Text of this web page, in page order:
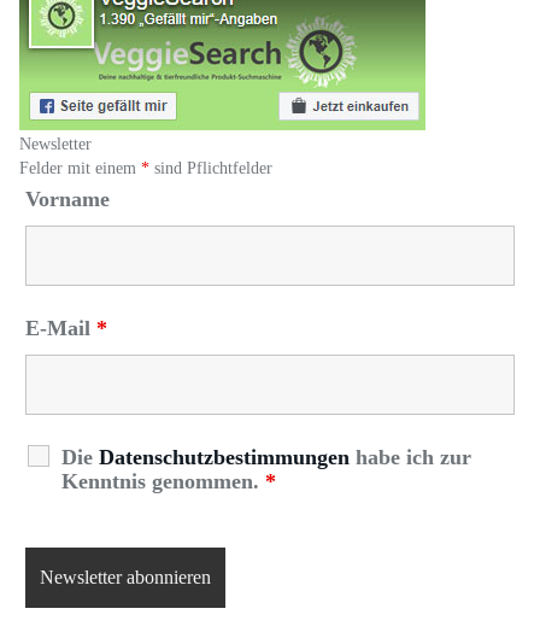
Newsletter
Felder mit einem * sind Pflichtfelder
Vorname
E-Mail *
Die Datenschutzbestimmungen habe ich zur
Kenntnis genommen. *